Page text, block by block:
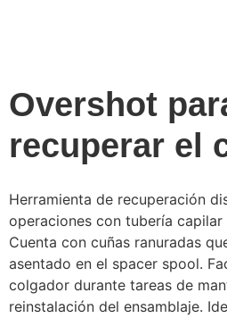
Overshot
recuperar el
Herramienta de recuperación
operaciones con tubería
Cuenta con cuñas ranuradas
asentado en el spacer spool.
colgador durante tareas de
reinstalación del ensamblaje.